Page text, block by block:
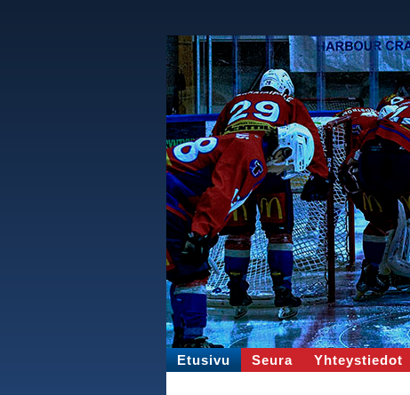
Etusivu Seura Yhteystiedot